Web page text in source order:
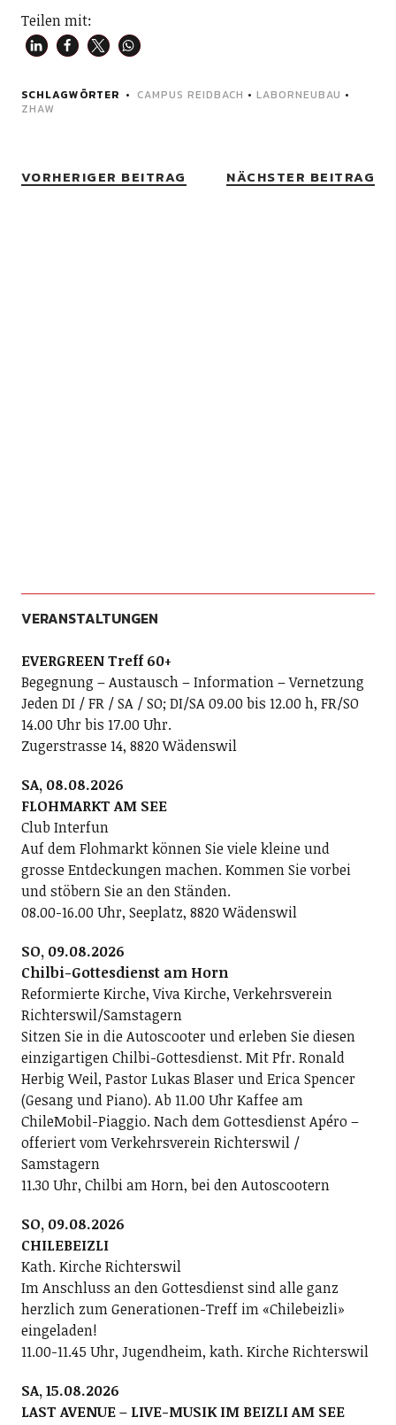
Teilen mit:
SCHLAGWÖRTER CAMPUS REIDBACH • LABORNEUBAU •
ZHAW
VORHERIGER BEITRAG NÄCHSTER BEITRAG
VERANSTALTUNGEN
EVERGREEN Treff 60+
Begegnung – Austausch – Information – Vernetzung
Jeden DI / FR / SA / SO; DI/SA 09.00 bis 12.00 h, FR/SO
14.00 Uhr bis 17.00 Uhr.
Zugerstrasse 14, 8820 Wädenswil
SA, 08.08.2026
FLOHMARKT AM SEE
Club Interfun
Auf dem Flohmarkt können Sie viele kleine und
grosse Entdeckungen machen. Kommen Sie vorbei
und stöbern Sie an den Ständen.
08.00-16.00 Uhr, Seeplatz, 8820 Wädenswil
SO, 09.08.2026
Chilbi-Gottesdienst am Horn
Reformierte Kirche, Viva Kirche, Verkehrsverein
Richterswil/Samstagern
Sitzen Sie in die Autoscooter und erleben Sie diesen
einzigartigen Chilbi-Gottesdienst. Mit Pfr. Ronald
Herbig Weil, Pastor Lukas Blaser und Erica Spencer
(Gesang und Piano). Ab 11.00 Uhr Kaffee am
ChileMobil-Piaggio. Nach dem Gottesdienst Apéro –
offeriert vom Verkehrsverein Richterswil /
Samstagern
11.30 Uhr, Chilbi am Horn, bei den Autoscootern
SO, 09.08.2026
CHILEBEIZLI
Kath. Kirche Richterswil
Im Anschluss an den Gottesdienst sind alle ganz
herzlich zum Generationen-Treff im «Chilebeizli»
eingeladen!
11.00-11.45 Uhr, Jugendheim, kath. Kirche Richterswil
SA, 15.08.2026
LAST AVENUE – LIVE-MUSIK IM BEIZLI AM SEE